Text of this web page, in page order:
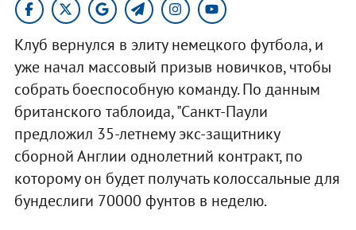
Клуб вернулся в элиту немецкого футбола, и
уже начал массовый призыв новичков, чтобы
собрать боеспособную команду. По данным
британского таблоида, "Санкт-Паули
предложил 35-летнему экс-защитнику
сборной Англии однолетний контракт, по
которому он будет получать колоссальные для
бундеслиги 70000 фунтов в неделю.